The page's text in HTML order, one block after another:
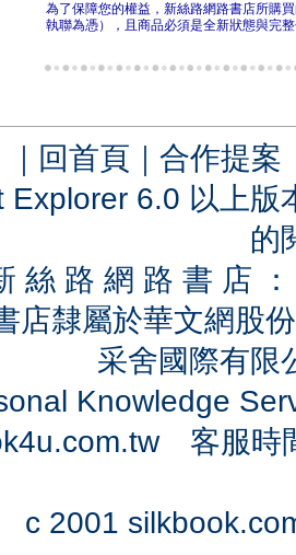
為了保障您的權益，新絲路網路書店所購
執聯為憑），且商品必須是全新狀態與完
｜ 回首頁 ｜ 合作提案
Explorer 6.0 以上
的
絲 路 網 路 書 店
店隸屬於華文網股
采舍國際有
Knowledge
客服時
c 2001